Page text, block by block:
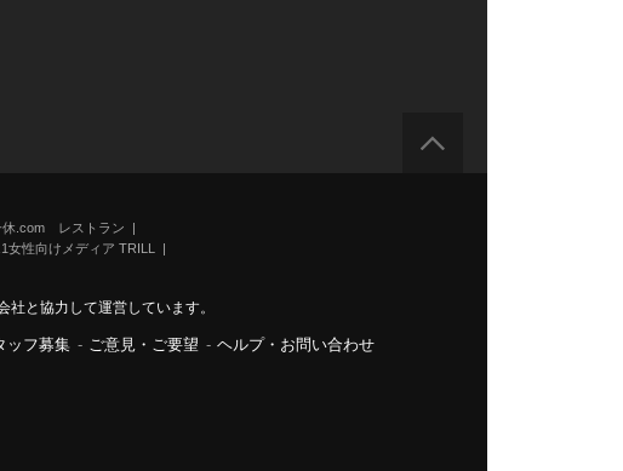
.com レストラン
女性向けメディア TRILL
と協力して運営しています。
ッフ募集 - ご意見・ご要望 - ヘルプ・お問い合わせ